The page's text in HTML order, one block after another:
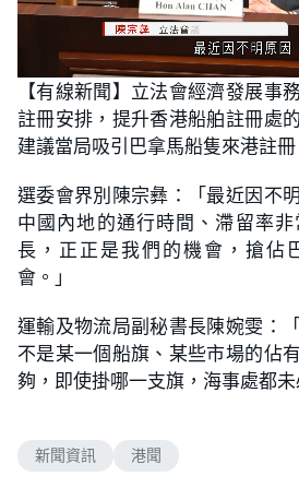
U
n
m
L
o
a
d
e
d
:
6
%
【有線新聞】立法會經濟發展事
註冊安排，提升香港船舶註冊處
建議當局吸引巴拿馬船隻來港註冊
選委會界別陳宗彝：「最近因不
中國內地的通行時間、滯留率
長，正正是我們的機會，搶佔
會。」
運輸及物流局副秘書長陳婉雯：
不是某一個船旗、某些市場的佔
夠，即使掛哪一支旗，海事處都未
新聞資訊 港聞